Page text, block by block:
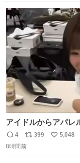
着した車両が発見されました。 今で
が奇跡です……。
ト
数
数
アイドルからアパレ
ドシちゃん、入社3
懸命PRしててほん
返
信
4
リ
ポ
399
い
5,048
8時間前